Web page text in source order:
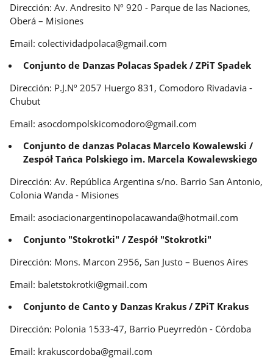
Dirección: Av. Andresito Nº 920 - Parque de las Naciones,
Oberá – Misiones
Email: colectividadpolaca@gmail.com
Conjunto de Danzas Polacas Spadek / ZPiT Spadek
Dirección: P.J.Nº 2057 Huergo 831, Comodoro Rivadavia -
Chubut
Email: asocdompolskicomodoro@gmail.com
Conjunto de danzas Polacas Marcelo Kowalewski /
Zespół Tańca Polskiego im. Marcela Kowalewskiego
Dirección: Av. República Argentina s/no. Barrio San Antonio,
Colonia Wanda - Misiones
Email: asociacionargentinopolacawanda@hotmail.com
Conjunto "Stokrotki" / Zespół "Stokrotki"
Dirección: Mons. Marcon 2956, San Justo – Buenos Aires
Email: baletstokrotki@gmail.com
Conjunto de Canto y Danzas Krakus / ZPiT Krakus
Dirección: Polonia 1533-47, Barrio Pueyrredón - Córdoba
Email: krakuscordoba@gmail.com